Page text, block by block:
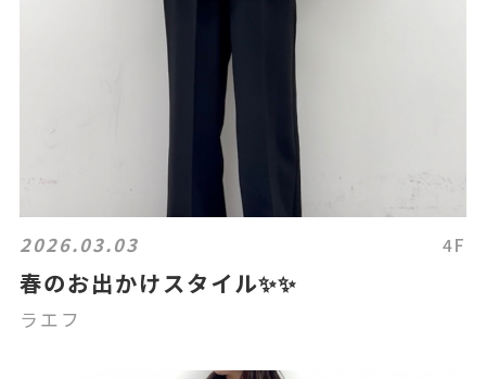
2026.03.03 4F
春のお出かけスタイル✨✨
ラエフ